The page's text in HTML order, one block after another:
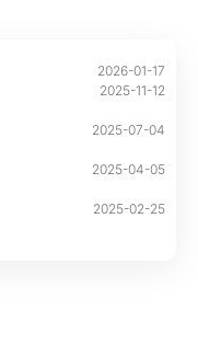
2026-01-17
2025-11-12
2025-07-04
2025-04-05
2025-02-25